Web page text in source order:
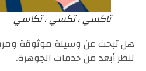
تاكسي ، تكسي ، تكاسي
هل تبحث عن وسيلة موثوقة
تنظر أبعد من خدمات الجوهرة.